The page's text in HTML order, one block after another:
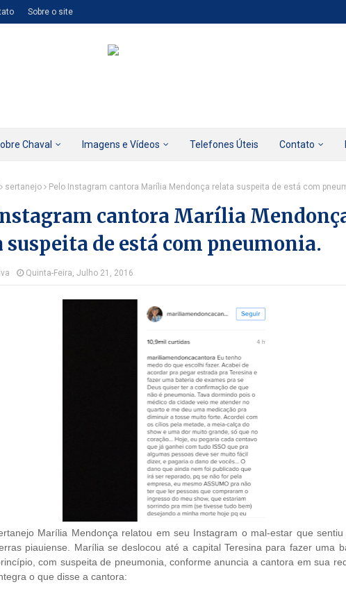
Sobre o site
Chaval Imagens e Vídeos Telefones Úteis Contato
sertanejo Pelo Instagram cantora Marília Mendonça relata suspeita de está com
cantora Marília
suspeita de está com pneumonia.
Quinta-Feira, Julho 21, 2016
Marília Mendonça relatou em seu Instagram o mal-estar que
piauiense. Marília se deslocou até a capital Teresina para fazer uma
com suspeita de pneumonia, conforme anuncia a cantora em sua
o que disse a cantora: